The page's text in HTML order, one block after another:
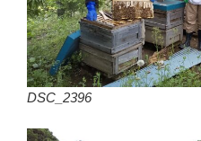
DSC_2396